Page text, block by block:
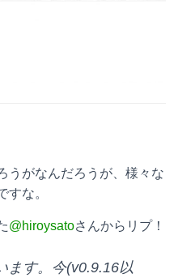
うがなんだろうが、様々な
すな。
@hiroysatoさんからリプ！
ます。今(v0.9.16以